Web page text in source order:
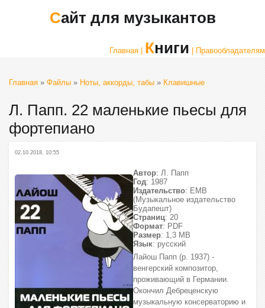
Сайт для музыкантов
Главная | Книги | Правообладателям
Главная » Файлы » Ноты, аккорды, табы » Клавишные
Л. Папп. 22 маленькие пьесы для
фортепиано
02.10.2018, 10:55
Автор: Л. Папп
Год: 1987
Издательство: EMB
(Музыкальное издательство
Будапешт)
Страниц: 20
Формат: PDF
Размер: 1,3 МВ
Язык: русский
Лайош Папп (р. 1937) -
венгерский композитор,
проживающий в Германии.
Окончил Дебреценскую
музыкальную консерваторию и